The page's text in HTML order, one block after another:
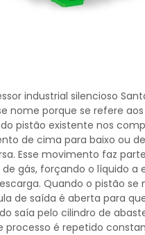
industrial silencioso
nome porque se refere
pistão existente nos
de cima para baixo ou
Esse movimento faz
gás, forçando o líquido a
Quando o pistão se
de saída é aberta para
saía pelo cilindro de
processo é repetido